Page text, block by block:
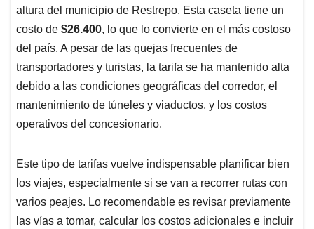
altura del municipio de Restrepo. Esta caseta tiene un
costo de $26.400, lo que lo convierte en el más costoso
del país. A pesar de las quejas frecuentes de
transportadores y turistas, la tarifa se ha mantenido alta
debido a las condiciones geográficas del corredor, el
mantenimiento de túneles y viaductos, y los costos
operativos del concesionario.
Este tipo de tarifas vuelve indispensable planificar bien
los viajes, especialmente si se van a recorrer rutas con
varios peajes. Lo recomendable es revisar previamente
las vías a tomar, calcular los costos adicionales e incluir